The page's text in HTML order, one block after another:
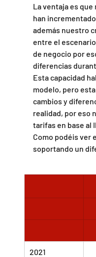
La ventaja es
han
además nuestro
entre el
de negocio por
diferencias
Esta capacidad
modelo, pero
cambios y
realidad, por eso
tarifas en base al
Como podéis ver
soportando un
2021